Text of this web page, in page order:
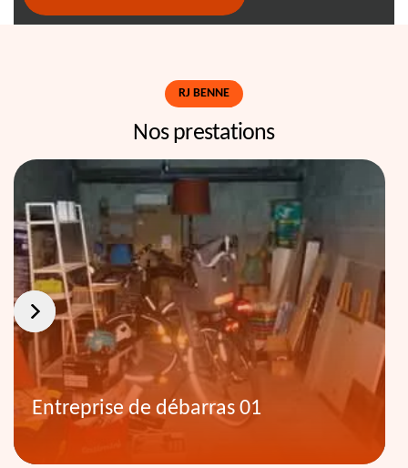
RJ BENNE
Nos prestations
Entreprise de débarras 01